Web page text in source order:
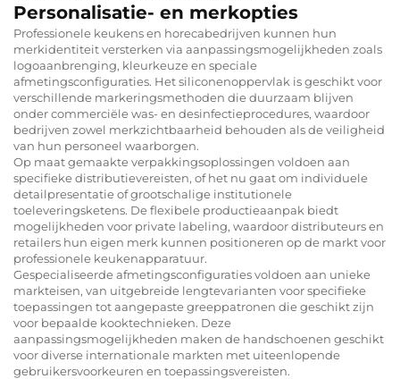
Personalisatie- en merkopties
Professionele keukens en horecabedrijven kunnen hun
merkidentiteit versterken via aanpassingsmogelijkheden zoals
logoaanbrenging, kleurkeuze en speciale
afmetingsconfiguraties. Het siliconenoppervlak is geschikt voor
verschillende markeringsmethoden die duurzaam blijven
onder commerciële was- en desinfectieprocedures, waardoor
bedrijven zowel merkzichtbaarheid behouden als de veiligheid
van hun personeel waarborgen.
Op maat gemaakte verpakkingsoplossingen voldoen aan
specifieke distributievereisten, of het nu gaat om individuele
detailpresentatie of grootschalige institutionele
toeleveringsketens. De flexibele productieaanpak biedt
mogelijkheden voor private labeling, waardoor distributeurs en
retailers hun eigen merk kunnen positioneren op de markt voor
professionele keukenapparatuur.
Gespecialiseerde afmetingsconfiguraties voldoen aan unieke
markteisen, van uitgebreide lengtevarianten voor specifieke
toepassingen tot aangepaste greeppatronen die geschikt zijn
voor bepaalde kooktechnieken. Deze
aanpassingsmogelijkheden maken de handschoenen geschikt
voor diverse internationale markten met uiteenlopende
gebruikersvoorkeuren en toepassingsvereisten.